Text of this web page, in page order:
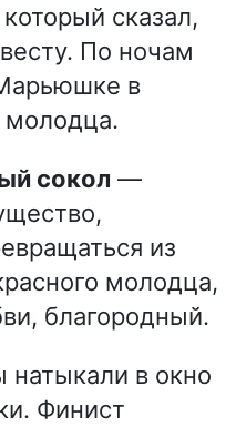
сказал,
По ночам
в
молодца.
сокол —
из
молодца,
благородный.
натыкали в окно
Финист